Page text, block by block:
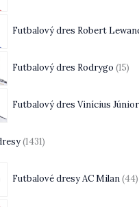
Futbalový dres Robert
Futbalový dres Rodrygo 15
Futbalový dres Vinícius Júnior
1431
Futbalové dresy AC Milan 44